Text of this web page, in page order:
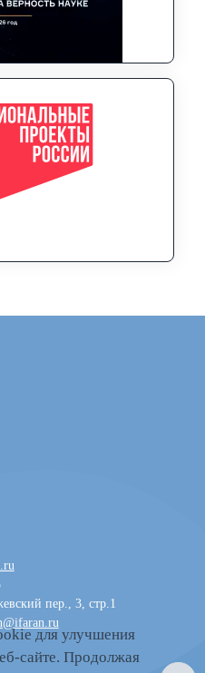
пер., 3, стр.1
для улучшения
сайте. Продолжая